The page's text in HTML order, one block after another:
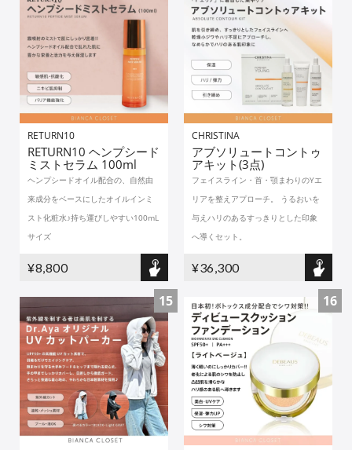
RETURN10
RETURN10 ヘンプシード
ミストセラム 100ml
ヘンプシードオイル配合の、自然由
来成分をベースにしたオイルインミ
スト化粧水♪持ち運びしやすい100mL
サイズ
¥8,800
CHRISTINA
アブソリュートコントゥ
アキット(3点)
フェイスライン・首・顎まわりのYエ
リアを整えアプローチ。 うるおいを
与えハリのあるすっきりとした印象
へ導くセット。
¥36,300
15 16